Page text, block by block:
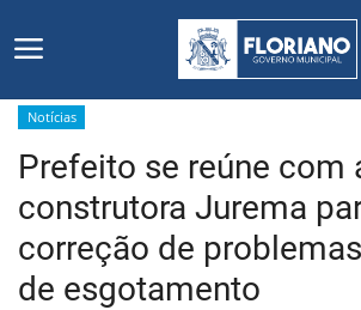
Início
Editais
Floriano
Notícias
Prefeito se reúne com
construtora Jurema
correção de
de esgotamento